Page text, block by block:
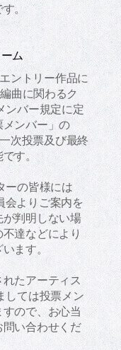
す。
ム
ントリー作品に
曲に関わるク
ンバー規定に定
ンバー」の
次投票及び最終
です。
ーの皆様には
会よりご案内を
判明しない場
達などにより
ます。
たアーティス
しては投票メン
ので、お心当
問い合わせくだ